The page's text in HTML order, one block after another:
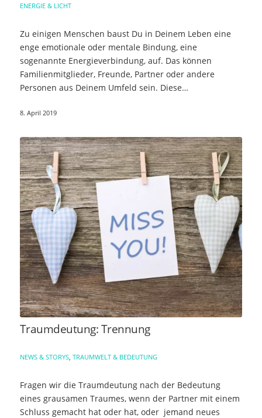
ENERGIE & LICHT
Zu einigen Menschen baust Du in Deinem Leben eine
enge emotionale oder mentale Bindung, eine
sogenannte Energieverbindung, auf. Das können
Familienmitglieder, Freunde, Partner oder andere
Personen aus Deinem Umfeld sein. Diese
8. April 2019
Traumdeutung: Trennung
NEWS & STORYS, TRAUMWELT & BEDEUTUNG
Fragen wir die Traumdeutung nach der Bedeutung
eines grausamen Traumes, wenn der Partner mit einem
Schluss gemacht hat oder hat, oder jemand neues